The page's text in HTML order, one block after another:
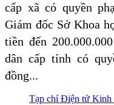
cấp xã có quyền
Giám đốc Sở Khoa
tiền đến
dân cấp tỉnh có
đồng...
Tạp chí Điện tử Kinh